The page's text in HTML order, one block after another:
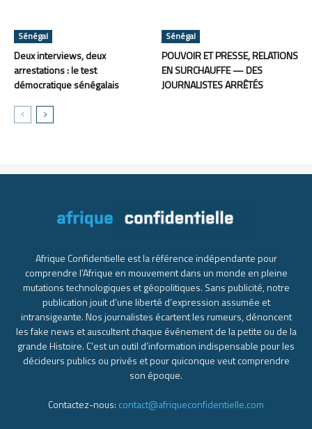
Sénégal
Deux interviews, deux
arrestations : le test
démocratique sénégalais
Sénégal
POUVOIR ET PRESSE, RELATIONS
EN SURCHAUFFE — DES
JOURNALISTES ARRÊTÉS
Afrique Confidentielle est la référence indépendante pour
comprendre l’Afrique en mouvement dans un monde en pleine
mutations technologiques et géopolitiques. Sans publicité, notre
publication jouit d’une liberté d’expression assumée et
intransigeante. Nos journalistes écartent les rumeurs, dénoncent
les fake news et auscultent chaque événement de la petite ou de la
grande Histoire. C’est un outil d’information indispensable pour les
décideurs publics ou privés et pour quiconque veut comprendre
son époque.
Contactez-nous: contact@afriqueconfidentielle.com